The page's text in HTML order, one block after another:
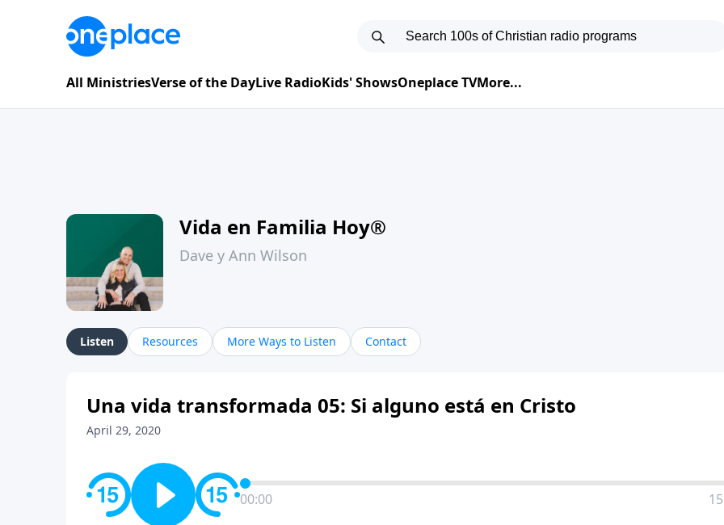
All MinistriesVerse of the DayLive RadioKids' ShowsOneplace TVMore...
Vida en Familia Hoy®
Dave y Ann Wilson
Listen Resources More Ways to Listen Contact
Una vida transformada 05: Si alguno está en Cristo
April 29, 2020
00:00